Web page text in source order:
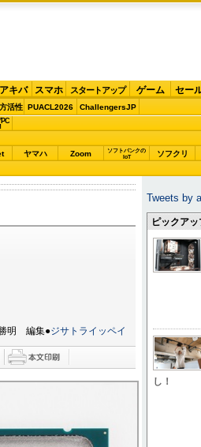
アキバ スマホ スタートアップ ゲーム セー
活性 PUACL2026 ChallengersJP
ヤマハ Zoom
ソフトバンクの
IoT
ソフクリ
明 編集●ジサトライッペイ
Tweets by
ピックアッ
し！